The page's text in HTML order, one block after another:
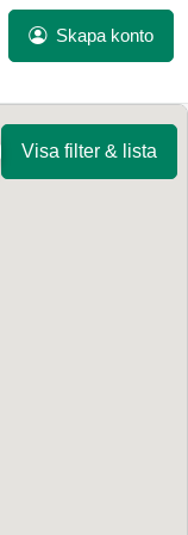
Skapa konto
Visa filter & lista